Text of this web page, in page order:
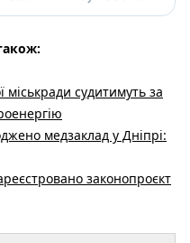
міськради судитимуть за
медзаклад у Дніпрі:
законопроєкт